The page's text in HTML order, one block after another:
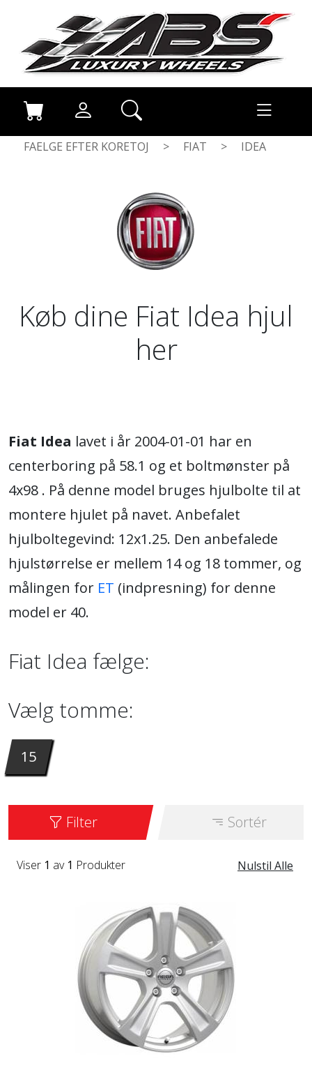
FAELGE EFTER KORETOJ > FIAT > IDEA
Køb dine Fiat Idea hjul
her
Fiat Idea lavet i år 2004-01-01 har en
centerboring på 58.1 og et boltmønster på
4x98 . På denne model bruges hjulbolte til at
montere hjulet på navet. Anbefalet
hjulboltegevind: 12x1.25. Den anbefalede
hjulstørrelse er mellem 14 og 18 tommer, og
målingen for ET (indpresning) for denne
model er 40.
Fiat Idea fælge:
Vælg tomme:
15
Filter Sortér
Nulstil Alle
Viser 1 av 1 Produkter